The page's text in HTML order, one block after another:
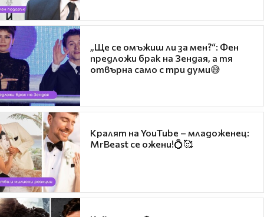
„Ще се омъжиш ли за мен?“: Фен
предложи брак на Зендая, а тя
отвърна само с три думи😅
Кралят на YouTube – младоженец:
MrBeast се ожени!💍🥰